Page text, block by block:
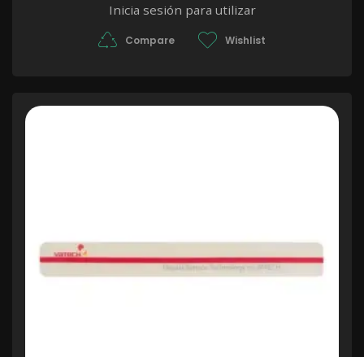
Inicia sesión para utilizar
Compare Wishlist